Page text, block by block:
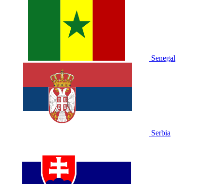
Senegal
Serbia